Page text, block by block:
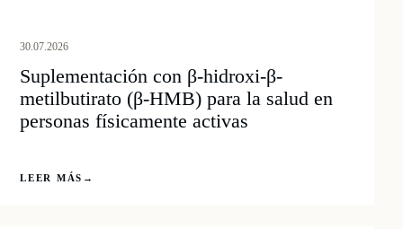
30.07.2026
Suplementación con β-hidroxi-β-
metilbutirato (β-HMB) para la salud en
personas físicamente activas
LEER MÁS →